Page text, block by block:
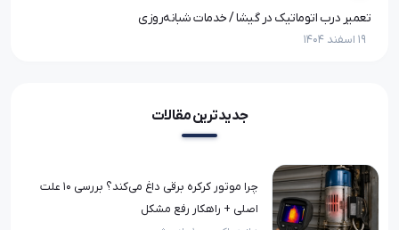
تعمیر درب اتوماتیک در گیشا / خدمات شبانه‌روزی
19 اسفند 1404
جدیدترین مقالات
چرا موتور کرکره برقی داغ می‌کند؟ بررسی ۱۰ علت
اصلی + راهکار رفع مشکل